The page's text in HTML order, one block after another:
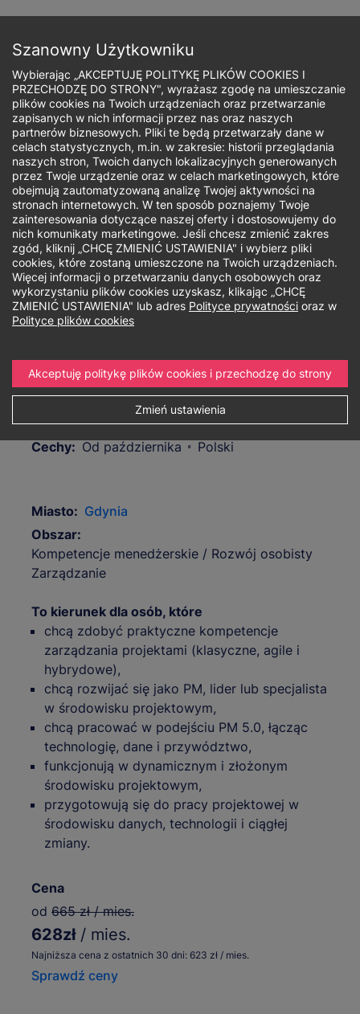
treści
Ścieżka
nawigacyjna
Zarządzanie
projektami 5.0 z
przygotowaniem do
AgilePM
Sposób realizacji:
Tradycyjne
Cechy: Od października Polski
Miasto: Gdynia
Obszar:
Kompetencje menedżerskie / Rozwój osobisty
Zarządzanie
To kierunek dla osób, które
chcą zdobyć praktyczne kompetencje
zarządzania projektami (klasyczne, agile i
hybrydowe),
chcą rozwijać się jako PM, lider lub specjalista
w środowisku projektowym,
chcą pracować w podejściu PM 5.0, łącząc
technologię, dane i przywództwo,
funkcjonują w dynamicznym i złożonym
środowisku projektowym,
przygotowują się do pracy projektowej w
środowisku danych, technologii i ciągłej
zmiany.
Cena
od 665 zł / mies.
628zł / mies.
Najniższa cena z ostatnich 30 dni: 623 zł / mies.
Sprawdź ceny
Szanowny Użytkowniku
Wybierając „AKCEPTUJĘ POLITYKĘ PLIKÓW COOKIES I
PRZECHODZĘ DO STRONY", wyrażasz zgodę na umieszczanie
plików cookies na Twoich urządzeniach oraz przetwarzanie
zapisanych w nich informacji przez nas oraz naszych
partnerów biznesowych. Pliki te będą przetwarzały dane w
celach statystycznych, m.in. w zakresie: historii przeglądania
naszych stron, Twoich danych lokalizacyjnych generowanych
przez Twoje urządzenie oraz w celach marketingowych, które
obejmują zautomatyzowaną analizę Twojej aktywności na
stronach internetowych. W ten sposób poznajemy Twoje
zainteresowania dotyczące naszej oferty i dostosowujemy do
nich komunikaty marketingowe. Jeśli chcesz zmienić zakres
zgód, kliknij „CHCĘ ZMIENIĆ USTAWIENIA" i wybierz pliki
cookies, które zostaną umieszczone na Twoich urządzeniach.
Więcej informacji o przetwarzaniu danych osobowych oraz
wykorzystaniu plików cookies uzyskasz, klikając „CHCĘ
ZMIENIĆ USTAWIENIA" lub adres Polityce prywatności oraz w
Polityce plików cookies
Zmień ustawienia
Akceptuję politykę plików cookies i przechodzę do strony